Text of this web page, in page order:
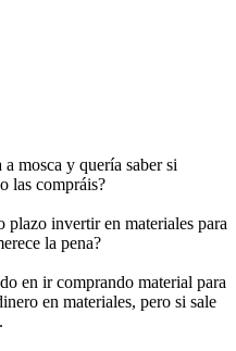
mosca y quería saber si
las compráis?
plazo invertir en materiales para
la pena?
en ir comprando material para
en materiales, pero si sale